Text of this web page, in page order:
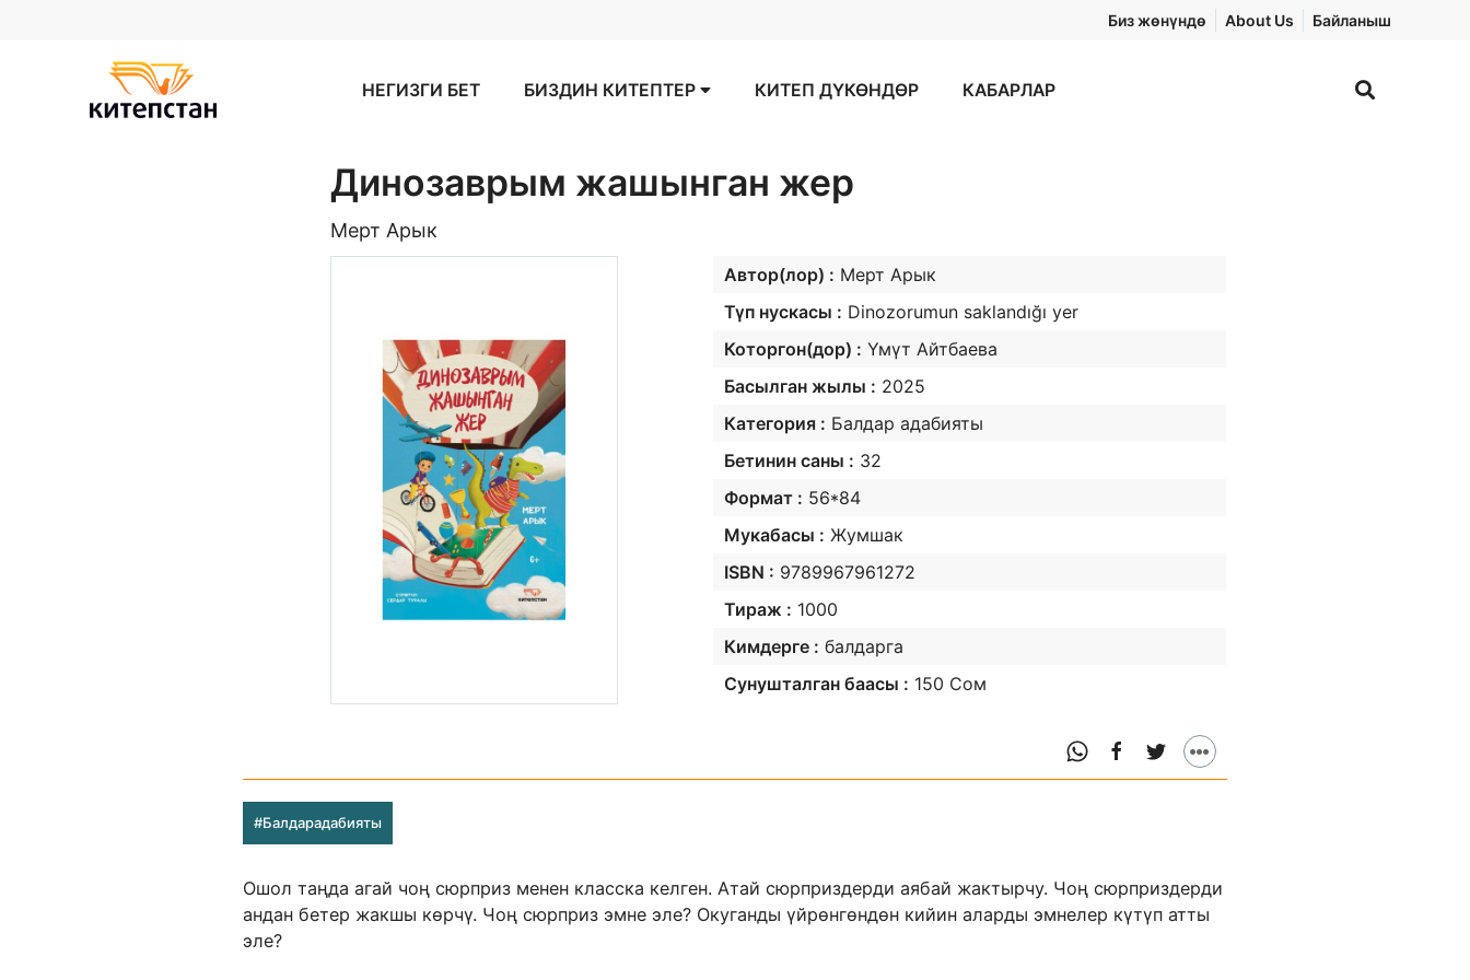
Биз жөнүндө About Us Байланыш
НЕГИЗГИ БЕТ БИЗДИН КИТЕПТЕР КИТЕП ДҮКӨНДӨР КАБАРЛАР
Динозаврым жашынган жер
Мерт Арык
Автор(лор) : Мерт Арык
Түп нускасы : Dinozorumun saklandığı yer
Которгон(дор) : Үмүт Айтбаева
Басылган жылы : 2025
Категория : Балдар адабияты
Бетинин саны : 32
Формат : 56*84
Мукабасы : Жумшак
ISBN : 9789967961272
Тираж : 1000
Кимдерге : балдарга
Сунушталган баасы : 150 Сом
#Балдарадабияты
Ошол таңда агай чоң сюрприз менен класска келген. Атай сюрприздерди аябай жактырчу. Чоң сюрприздерди
андан бетер жакшы көрчү. Чоң сюрприз эмне эле? Окуганды үйрөнгөндөн кийин аларды эмнелер күтүп атты
эле?